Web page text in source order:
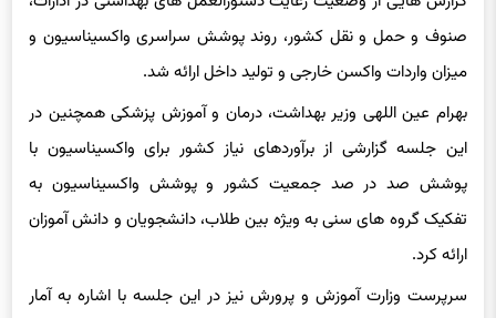
صنوف و حمل و نقل کشور، روند پوشش سراسری واکسیناسیون و
میزان واردات واکسن خارجی و تولید داخل ارائه شد.
بهرام عین اللهی وزیر بهداشت، درمان و آموزش پزشکی همچنین در
این جلسه گزارشی از برآوردهای نیاز کشور برای واکسیناسیون با
پوشش صد در صد جمعیت کشور و پوشش واکسیناسیون به
تفکیک گروه های سنی به ویژه بین طلاب، دانشجویان و دانش آموزان
ارائه کرد.
سرپرست وزارت آموزش و پرورش نیز در این جلسه با اشاره به آمار